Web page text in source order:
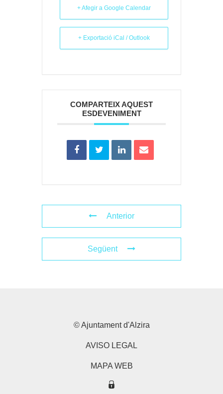
+ Afegir a Google Calendar
+ Exportació iCal / Outlook
COMPARTEIX AQUEST
ESDEVENIMENT
Anterior
Següent
© Ajuntament d'Alzira
AVISO LEGAL
MAPA WEB